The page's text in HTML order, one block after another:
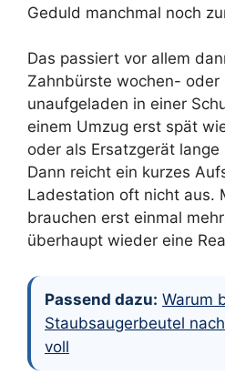
Geduld manchmal noch
Das passiert vor allem
Zahnbürste wochen- oder
unaufgeladen in einer
einem Umzug erst spät
oder als Ersatzgerät
Dann reicht ein kurzes
Ladestation oft nicht aus.
brauchen erst einmal
überhaupt wieder eine
Passend dazu: Warum
Staubsaugerbeutel
voll